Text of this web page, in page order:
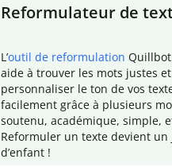
Reformulateur de
L ’outil de reformulation
aide à trouver les mots justes
personnaliser le ton de vos
facilement grâce à plusieurs
soutenu, académique, simple,
Reformuler un texte devient un
d’enfant !